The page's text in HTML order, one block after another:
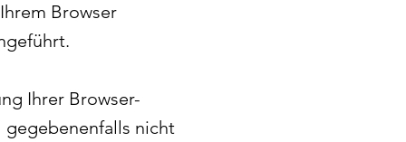
Browser
Ihrer Browser-
gegebenenfalls nicht